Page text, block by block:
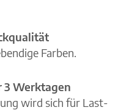
Farben.
Werktagen
wird sich für Last-